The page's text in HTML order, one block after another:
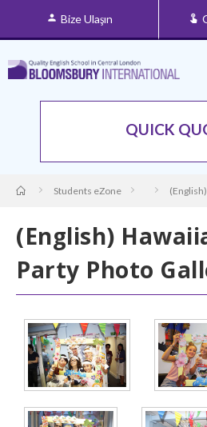
Bize Ulaşın
QUICK
Students eZone
(English)
Party Photo